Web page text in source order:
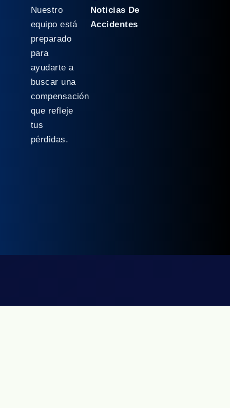
Nuestro
equipo está
preparado
para
ayudarte a
buscar una
compensación
que refleje
tus
pérdidas.
Noticias De
Accidentes